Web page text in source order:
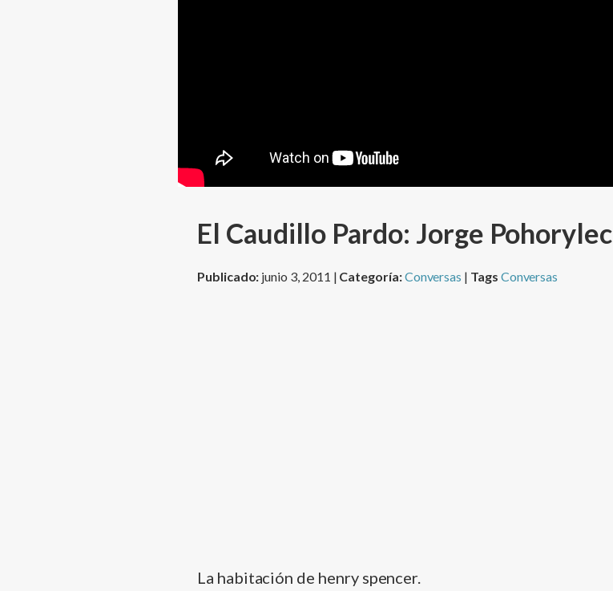
El Caudillo Pardo: Jorge Pohorylec
Publicado: junio 3, 2011 | Categoría:Conversas | Tags Conversas
La habitación de henry spencer.